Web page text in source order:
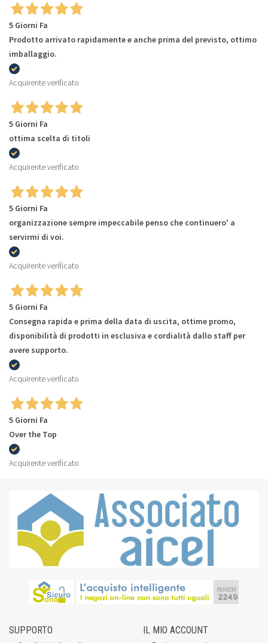
5 Giorni Fa
Prodotto arrivato rapidamente e anche prima del previsto, ottimo
imballaggio.
Acquirente verificato
5 Giorni Fa
ottima scelta di titoli
Acquirente verificato
5 Giorni Fa
organizzazione sempre impeccabile penso che continuero' a
servirmi di voi.
Acquirente verificato
5 Giorni Fa
Consegna rapida e prima della data di uscita, ottime promo,
disponibilità di prodotti in esclusiva e cordialità dallo staff per
avere supporto.
Acquirente verificato
5 Giorni Fa
Over the Top
Acquirente verificato
SUPPORTO IL MIO ACCOUNT